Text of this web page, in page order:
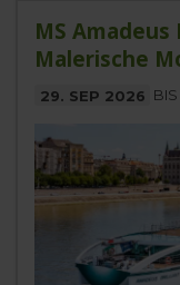
MS
Malerische
29. SEP 2026 BIS